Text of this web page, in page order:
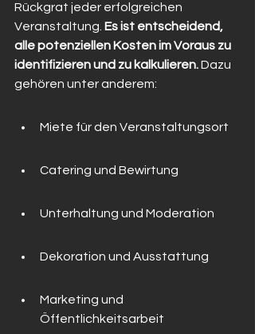
Rückgrat jeder erfolgreichen
Veranstaltung. Es ist entscheidend,
alle potenziellen Kosten im Voraus zu
identifizieren und zu kalkulieren. Dazu
gehören unter anderem:
Miete für den Veranstaltungsort
Catering und Bewirtung
Unterhaltung und Moderation
Dekoration und Ausstattung
Marketing und
Öffentlichkeitsarbeit